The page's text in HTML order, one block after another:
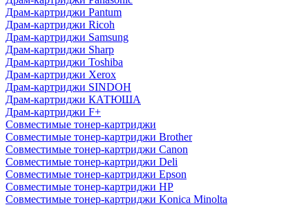
Драм-картриджи Pantum
Драм-картриджи Ricoh
Драм-картриджи Samsung
Драм-картриджи Sharp
Драм-картриджи Toshiba
Драм-картриджи Xerox
Драм-картриджи SINDOH
Драм-картриджи КАТЮША
Драм-картриджи F+
Совместимые тонер-картриджи
Совместимые тонер-картриджи Brother
Совместимые тонер-картриджи Canon
Совместимые тонер-картриджи Deli
Совместимые тонер-картриджи Epson
Совместимые тонер-картриджи HP
Совместимые тонер-картриджи Konica Minolta